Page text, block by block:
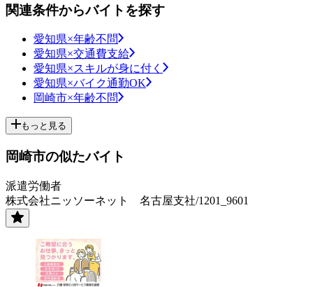
関連条件からバイトを探す
愛知県×年齢不問
愛知県×交通費支給
愛知県×スキルが身に付く
愛知県×バイク通勤OK
岡崎市×年齢不問
もっと見る
岡崎市の似たバイト
派遣労働者
株式会社ニッソーネット 名古屋支社/1201_9601